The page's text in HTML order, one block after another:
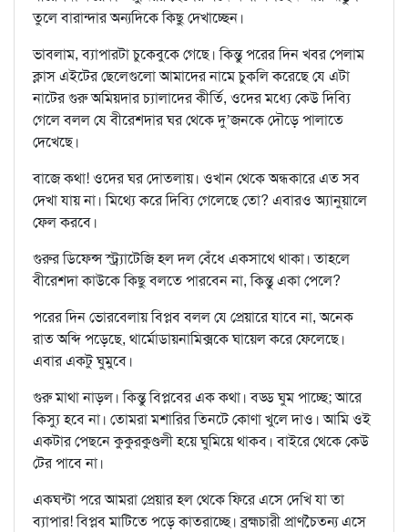
তুলে বারান্দার অন্যদিকে কিছু দেখাচ্ছেন।
ভাবলাম, ব্যাপারটা চুকেবুকে গেছে। কিন্তু পরের দিন খবর পেলাম
ক্লাস এইটের ছেলেগুলো আমাদের নামে চুকলি করেছে যে এটা
নাটের গুরু অমিয়দার চ্যালাদের কীর্তি, ওদের মধ্যে কেউ দিব্যি
গেলে বলল যে বীরেশদার ঘর থেকে দু’জনকে দৌড়ে পালাতে
দেখেছে।
বাজে কথা! ওদের ঘর দোতলায়। ওখান থেকে অন্ধকারে এত সব
দেখা যায় না। মিথ্যে করে দিব্যি গেলেছে তো? এবারও অ্যানুয়ালে
ফেল করবে।
গুরুর ডিফেন্স স্ট্র্যাটেজি হল দল বেঁধে একসাথে থাকা। তাহলে
বীরেশদা কাউকে কিছু বলতে পারবেন না, কিন্তু একা পেলে?
পরের দিন ভোরবেলায় বিপ্লব বলল যে প্রেয়ারে যাবে না, অনেক
রাত অব্দি পড়েছে, থার্মোডায়নামিক্সকে ঘায়েল করে ফেলেছে।
এবার একটু ঘুমুবে।
গুরু মাথা নাড়ল। কিন্তু বিপ্লবের এক কথা। বড্ড ঘুম পাচ্ছে; আরে
কিস্যু হবে না। তোমরা মশারির তিনটে কোণা খুলে দাও। আমি ওই
একটার পেছনে কুকুরকুণ্ডলী হয়ে ঘুমিয়ে থাকব। বাইরে থেকে কেউ
টের পাবে না।
একঘন্টা পরে আমরা প্রেয়ার হল থেকে ফিরে এসে দেখি যা তা
ব্যাপার! বিপ্লব মাটিতে পড়ে কাতরাচ্ছে। ব্রহ্মচারী প্রাণচৈতন্য এসে